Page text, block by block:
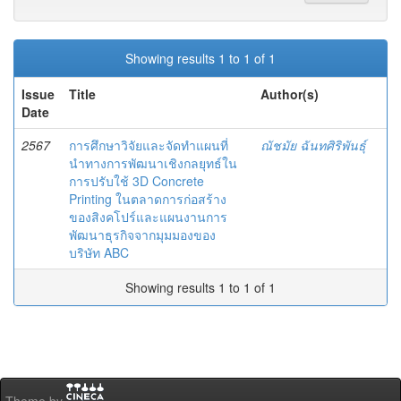
Showing results 1 to 1 of 1
Issue
Date
Title Author(s)
2567
การศึกษาวิจัยและจัดทำแผนที่
นำทางการพัฒนาเชิงกลยุทธ์ใน
การปรับใช้ 3D Concrete
Printing ในตลาดการก่อสร้าง
ของสิงคโปร์และแผนงานการ
พัฒนาธุรกิจจากมุมมองของ
บริษัท ABC
ณัชมัย ฉันทศิริพันธุ์
Showing results 1 to 1 of 1